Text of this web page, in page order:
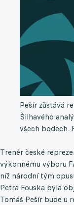
Pešír zůstává
Šilhavého
všech bodech...
Trenér české
výkonnému výboru
níž národní tým
Petra Fouska byla
Tomáš Pešír bude u